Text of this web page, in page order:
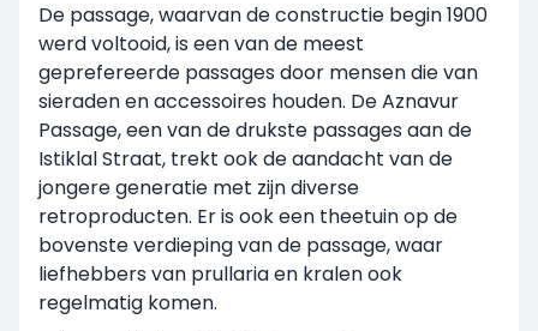
De passage, waarvan de constructie begin 1900
werd voltooid, is een van de meest
geprefereerde passages door mensen die van
sieraden en accessoires houden. De Aznavur
Passage, een van de drukste passages aan de
Istiklal Straat, trekt ook de aandacht van de
jongere generatie met zijn diverse
retroproducten. Er is ook een theetuin op de
bovenste verdieping van de passage, waar
liefhebbers van prullaria en kralen ook
regelmatig komen.